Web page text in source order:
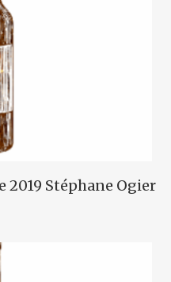
Panier
2019 Stéphane Ogier